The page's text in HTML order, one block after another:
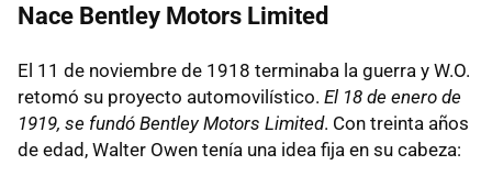
Nace Bentley Motors Limited
El 11 de noviembre de 1918 terminaba la guerra y W.O.
retomó su proyecto automovilístico. El 18 de enero de
1919, se fundó Bentley Motors Limited. Con treinta años
de edad, Walter Owen tenía una idea fija en su cabeza: